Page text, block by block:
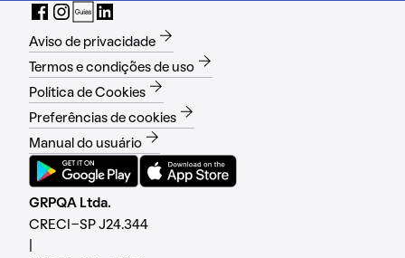
Aviso de privacidade
Termos e condições de uso
Política de Cookies
Preferências de cookies
Manual do usuário
GRPQA Ltda.
CRECI-SP J24.344